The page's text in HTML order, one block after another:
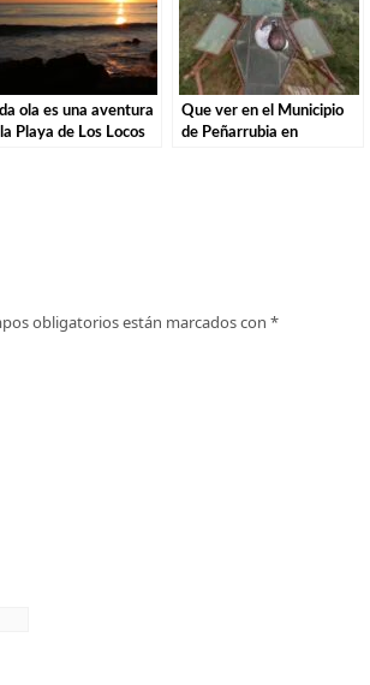
ola es una aventura
Playa de Los Locos
Que ver en el Municipio
de Peñarrubia en
obligatorios están marcados con *